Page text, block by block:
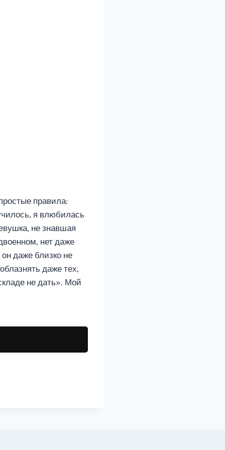
правила:
я влюбилась
не знавшая
нет даже
даже близко не
даже тех,
не дать». Мой